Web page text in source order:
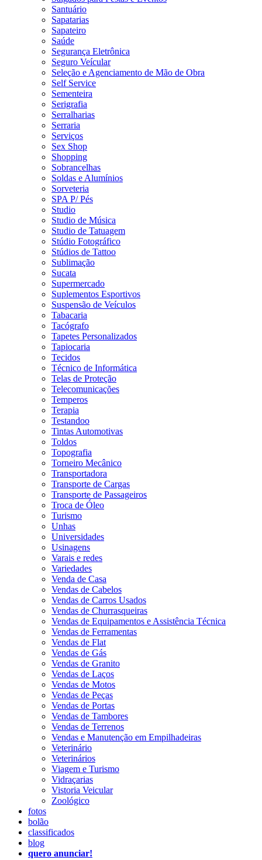
Santuário
Sapatarias
Sapateiro
Saúde
Segurança Eletrônica
Seguro Veícular
Seleção e Agenciamento de Mão de Obra
Self Service
Sementeira
Serigrafia
Serralharias
Serraria
Serviços
Sex Shop
Shopping
Sobrancelhas
Soldas e Alumínios
Sorveteria
SPA P/ Pés
Studio
Studio de Música
Studio de Tatuagem
Stúdio Fotográfico
Stúdios de Tattoo
Sublimação
Sucata
Supermercado
Suplementos Esportivos
Suspensão de Veículos
Tabacaria
Tacógrafo
Tapetes Personalizados
Tapiocaria
Tecidos
Técnico de Informática
Telas de Proteção
Telecomunicações
Temperos
Terapia
Testandoo
Tintas Automotivas
Toldos
Topografia
Torneiro Mecânico
Transportadora
Transporte de Cargas
Transporte de Passageiros
Troca de Óleo
Turismo
Unhas
Universidades
Usinagens
Varais e redes
Variedades
Venda de Casa
Vendas de Cabelos
Vendas de Carros Usados
Vendas de Churrasqueiras
Vendas de Equipamentos e Assistência Técnica
Vendas de Ferramentas
Vendas de Flat
Vendas de Gás
Vendas de Granito
Vendas de Laços
Vendas de Motos
Vendas de Peças
Vendas de Portas
Vendas de Tambores
Vendas de Terrenos
Vendas e Manutenção em Empilhadeiras
Veterinário
Veterinários
Viagem e Turismo
Vidraçarias
Vistoria Veicular
Zoológico
fotos
bolão
classificados
blog
quero anunciar!